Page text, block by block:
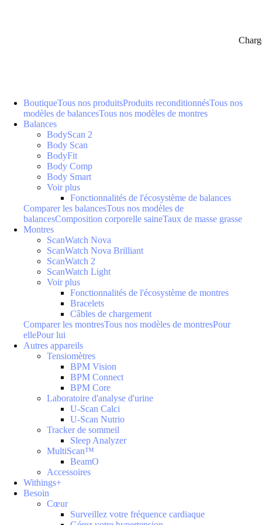
BoutiqueTous nos produitsProduits reconditionnésTous nos
modèles de balancesTous nos modèles de montres
Balances
BodyScan 2
Body Scan
BodyFit
Body Comp
Body Smart
Voir plus
Fonctionnalités de l'écosystème de balances
Comparer les balancesTous nos modèles de
balancesComposition corporelle saineTaux de masse grasse
Montres
ScanWatch Nova
ScanWatch Nova Brilliant
ScanWatch 2
ScanWatch Light
Voir plus
Fonctionnalités de l'écosystème de montres
Bracelets
Câbles de chargement
Comparer les montresTous nos modèles de montresPour
ellePour lui
Autres appareils
Tensiomètres
BPM Vision
BPM Connect
BPM Core
Laboratoire d'analyse d'urine
U-Scan Calci
U-Scan Nutrio
Tracker de sommeil
Sleep Analyzer
MultiScan™
BeamO
Accessoires
Withings+
Besoin
Cœur
Surveillez votre fréquence cardiaque